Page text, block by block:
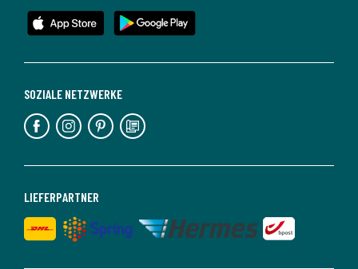
LIEFERPARTNER
SOZIALE NETZWERKE